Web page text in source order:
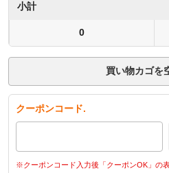
小計
0
買い物カゴを
クーポンコード.
※クーポンコード入力後「クーポンOK」の